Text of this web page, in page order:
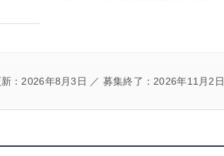
：2026年8月3日 ／ 募集終了：2026年11月2日